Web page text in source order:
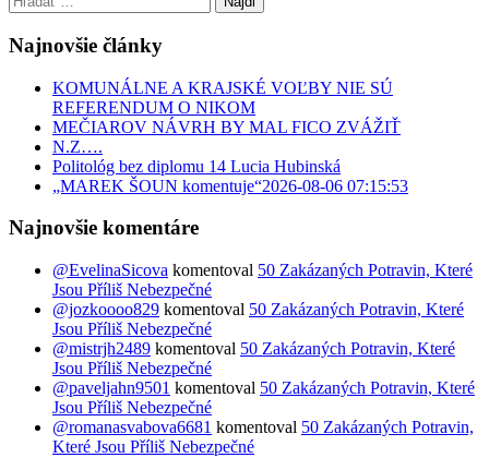
Najnovšie články
KOMUNÁLNE A KRAJSKÉ VOĽBY NIE SÚ
REFERENDUM O NIKOM
MEČIAROV NÁVRH BY MAL FICO ZVÁŽIŤ
N.Z….
Politológ bez diplomu 14 Lucia Hubinská
„MAREK ŠOUN komentuje“2026-08-06 07:15:53
Najnovšie komentáre
@EvelinaSicova komentoval 50 Zakázaných Potravin, Které
Jsou Příliš Nebezpečné
@jozkoooo829 komentoval 50 Zakázaných Potravin, Které
Jsou Příliš Nebezpečné
@mistrjh2489 komentoval 50 Zakázaných Potravin, Které
Jsou Příliš Nebezpečné
@paveljahn9501 komentoval 50 Zakázaných Potravin, Které
Jsou Příliš Nebezpečné
@romanasvabova6681 komentoval 50 Zakázaných Potravin,
Které Jsou Příliš Nebezpečné